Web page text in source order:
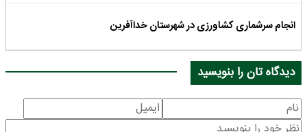
انجام سرشماری کشاورزی در شهرستان خداآفرین
دیدگاه تان را بنویسید